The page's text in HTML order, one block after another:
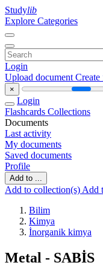
Studylib
Explore Categories
Login
Upload document Create
×
Login
Flashcards Collections
Documents
Last activity
My documents
Saved documents
Profile
Add to ...
Add to collection(s) Add
Bilim
Kimya
İnorganik kimya
Metal - SABİS